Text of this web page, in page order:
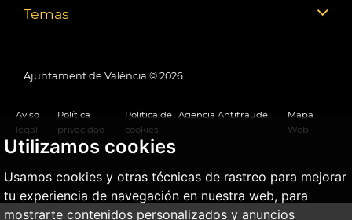
Utilizamos cookies
Usamos cookies y otras técnicas de rastreo para mejorar
tu experiencia de navegación en nuestra web, para
mostrarte contenidos personalizados y anuncios
Temas
Ajuntament de València © 2026
Aviso
legal
Política
privacidad
Política de
cookies
Agencia Antifraude
Mapa
Web